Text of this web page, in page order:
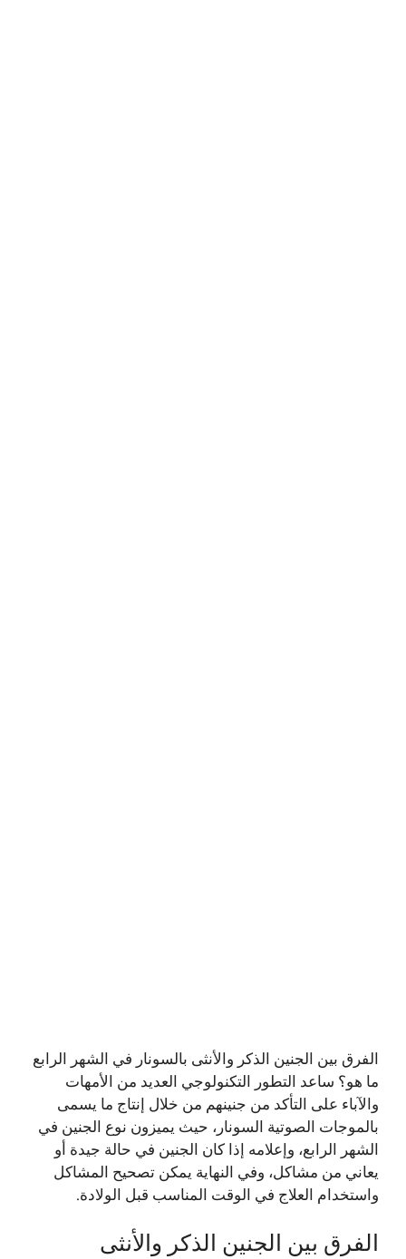
الفرق بين الجنين الذكر والأنثى ‏بالسونار في الشهر الرابع
ما هو؟ ساعد التطور التكنولوجي العديد من الأمهات
والآباء على التأكد من جنينهم من خلال إنتاج ما يسمى
بالموجات الصوتية السونار، حيث يميزون نوع الجنين في
الشهر الرابع، وإعلامه إذا كان الجنين في حالة جيدة أو
يعاني من مشاكل، وفي النهاية يمكن تصحيح المشاكل
واستخدام العلاج في الوقت المناسب قبل الولادة.
الفرق بين الجنين الذكر والأنثى